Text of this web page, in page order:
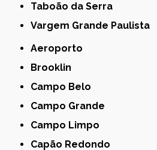
Taboão da Serra
Vargem Grande Paulista
Aeroporto
Brooklin
Campo Belo
Campo Grande
Campo Limpo
Capão Redondo